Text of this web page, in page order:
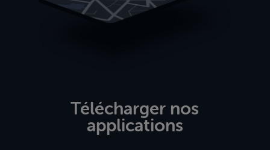
Télécharger nos
applications